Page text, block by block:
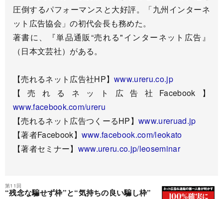
圧倒するパフォーマンスと大好評。「九州インターネ
ット広告協会」の初代会長も務めた。
著書に、『単品通販“売れる"インターネット広告』
（日本文芸社）がある。
【売れるネット広告社HP】www.ureru.co.jp
【売れるネット広告社Facebook】
www.facebook.com/ureru
【売れるネット広告つくーるHP】www.ureruad.jp
【著者Facebook】 www.facebook.com/leokato
【著者セミナー】 www.ureru.co.jp/leoseminar
第11回
“残念な騙せず枠”と“気持ちの良い騙し枠”